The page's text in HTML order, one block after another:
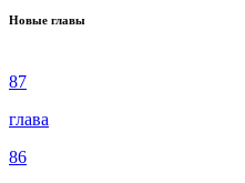
Новые главы
87
глава
86